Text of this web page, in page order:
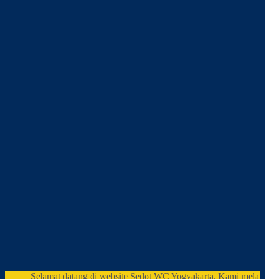
Selamat datang di website Sedot WC Yogyakarta. Kami